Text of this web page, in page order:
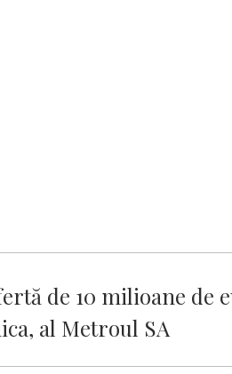
de 10 milioane de
al Metroul SA